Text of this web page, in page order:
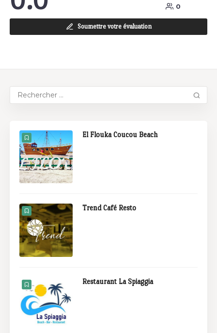
0
Soumettre votre évaluation
El Flouka Coucou Beach
Trend Café Resto
Restaurant La Spiaggia